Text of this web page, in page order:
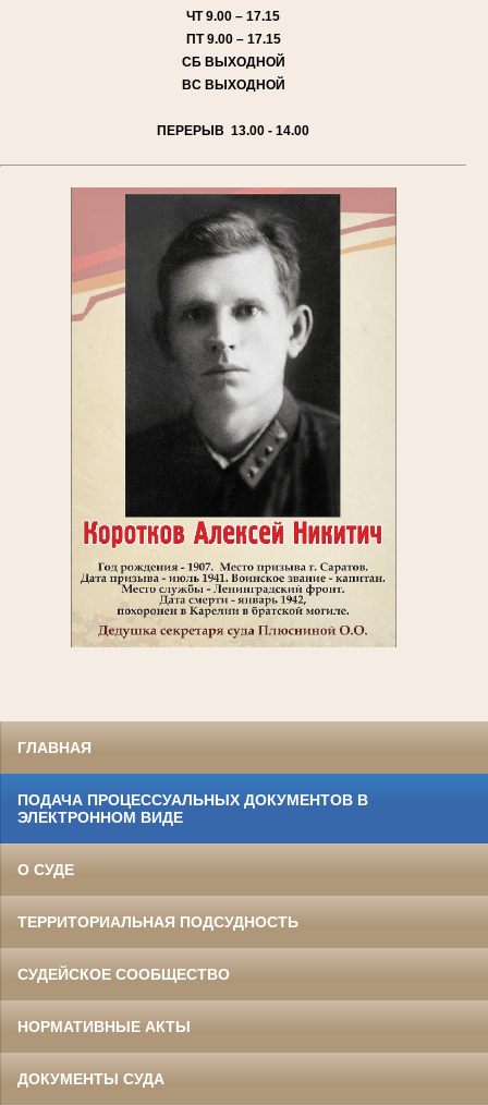
ЧТ9.00 – 17.15
ПТ9.00 – 17.15
СБ ВЫХОДНОЙ
ВС ВЫХОДНОЙ
ПЕРЕРЫВ 13.00 - 14.00
ГЛАВНАЯ
ПОДАЧА ПРОЦЕССУАЛЬНЫХ ДОКУМЕНТОВ В
ЭЛЕКТРОННОМ ВИДЕ
О СУДЕ
ТЕРРИТОРИАЛЬНАЯ ПОДСУДНОСТЬ
СУДЕЙСКОЕ СООБЩЕСТВО
НОРМАТИВНЫЕ АКТЫ
ДОКУМЕНТЫ СУДА